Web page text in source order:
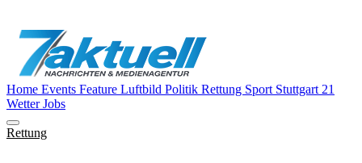
Home Events Feature Luftbild Politik Rettung Sport Stuttgart 21
WetterJobs
Rettung